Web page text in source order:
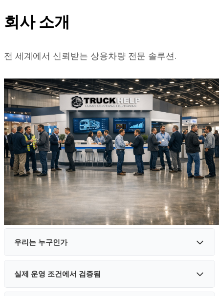
회사 소개
전 세계에서 신뢰받는 상용차량 전문 솔루션.
우리는 누구인가
CAN LOGIC LTD는 영국에 본사를 둔 엔지니어링 회사로, 11년
이상 상용차량을 위한 전자 솔루션 개발 및 제조를 전문으로 하
실제 운영 조건에서 검증됨